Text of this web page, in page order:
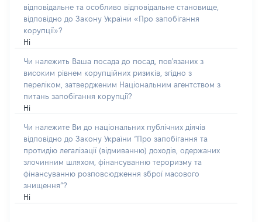
відповідальне та особливо відповідальне становище,
відповідно до Закону України «Про запобігання
корупції»?
Ні
Чи належить Ваша посада до посад, пов'язаних з
високим рівнем корупційних ризиків, згідно з
переліком, затвердженим Національним агентством з
питань запобігання корупції?
Ні
Чи належите Ви до національних публічних діячів
відповідно до Закону України “Про запобігання та
протидію легалізації (відмиванню) доходів, одержаних
злочинним шляхом, фінансуванню тероризму та
фінансуванню розповсюдження зброї масового
знищення”?
Ні